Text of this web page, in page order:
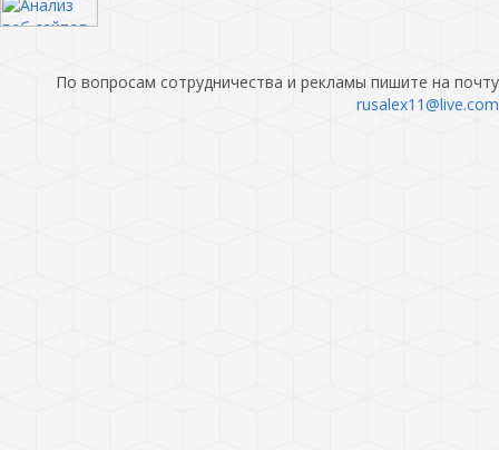
По вопросам сотрудничества и рекламы пишите на почту
rusalex11@live.com